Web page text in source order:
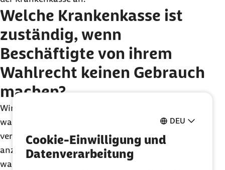
DEU
Cookie-Einwilligung und
Datenverarbeitung
Welche Krankenkasse ist
zuständig, wenn
Beschäftigte von ihrem
Wahlrecht keinen Gebrauch
machen?
Wird das Wahlrecht von Versicherten nicht selbst
wahrgenommen, ist das Unternehmen
verpflichtet, Versicherte bei der Krankenkasse
anzumelden, bei der der sie zuletzt versichert
waren. Als letzte Krankenkasse gilt grundsätzlich